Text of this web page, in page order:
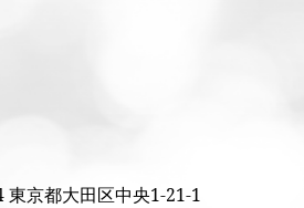
東京都大田区中央1-21-1